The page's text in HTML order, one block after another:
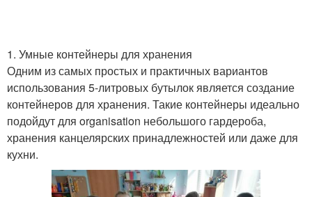
1. Умные контейнеры для хранения
Одним из самых простых и практичных вариантов
использования 5-литровых бутылок является создание
контейнеров для хранения. Такие контейнеры идеально
подойдут для organisation небольшого гардероба,
хранения канцелярских принадлежностей или даже для
кухни.